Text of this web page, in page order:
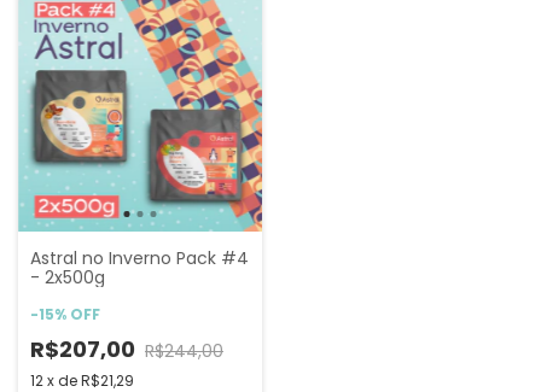
Astral no Inverno Pack #4
- 2x500g
-15% OFF
R$207,00 R$244,00
12xdeR$21,29